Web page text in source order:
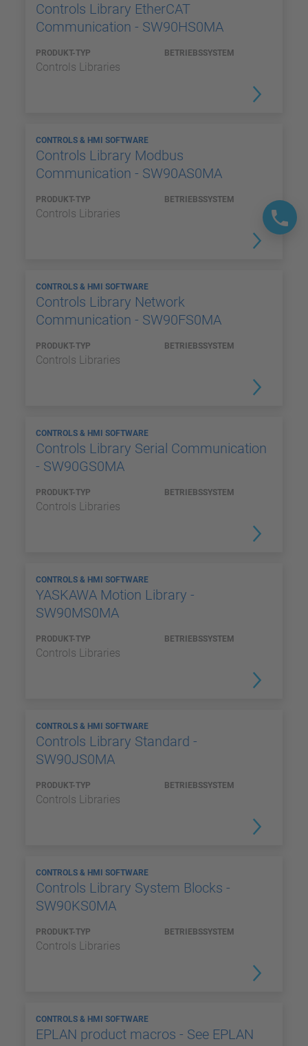
Controls Library EtherCAT
Communication - SW90HS0MA
PRODUKT-TYP
Controls Libraries
BETRIEBSSYSTEM
CONTROLS & HMI SOFTWARE
Controls Library Modbus
Communication - SW90AS0MA
PRODUKT-TYP
Controls Libraries
BETRIEBSSYSTEM
CONTROLS & HMI SOFTWARE
Controls Library Network
Communication - SW90FS0MA
PRODUKT-TYP
Controls Libraries
BETRIEBSSYSTEM
CONTROLS & HMI SOFTWARE
Controls Library Serial Communication
- SW90GS0MA
PRODUKT-TYP
Controls Libraries
BETRIEBSSYSTEM
CONTROLS & HMI SOFTWARE
YASKAWA Motion Library -
SW90MS0MA
PRODUKT-TYP
Controls Libraries
BETRIEBSSYSTEM
CONTROLS & HMI SOFTWARE
Controls Library Standard -
SW90JS0MA
PRODUKT-TYP
Controls Libraries
BETRIEBSSYSTEM
CONTROLS & HMI SOFTWARE
Controls Library System Blocks -
SW90KS0MA
PRODUKT-TYP
Controls Libraries
BETRIEBSSYSTEM
CONTROLS & HMI SOFTWARE
EPLAN product macros - See EPLAN